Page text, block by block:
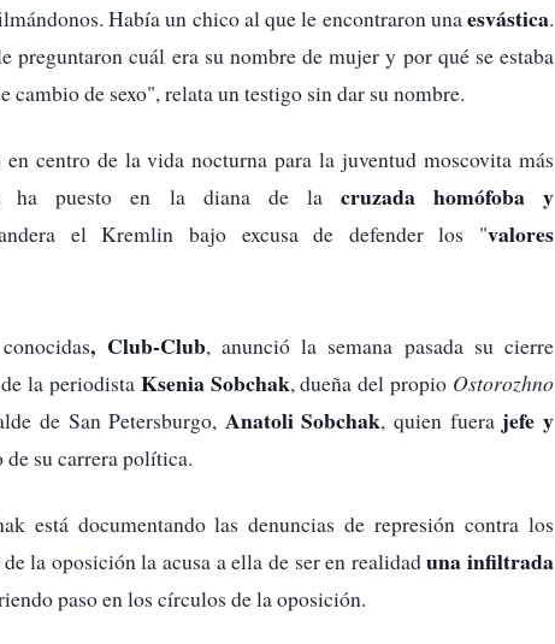
Había un chico al que le encontraron unaesvástica.
cuál era su nombre de mujer y por qué se estaba
cambio de sexo", relata un testigo sin dar su nombre.
centro de la vida nocturna para la juventud moscovita más
ha puesto en la diana de la cruzada homófoba y
el Kremlin bajo excusa de defender los "valores
, Club-Club, anunció la semana pasada su cierre
la periodista Ksenia Sobchak, dueña del propio Ostorozhno
de San Petersburgo, Anatoli Sobchak, quien fuera jefe y
su carrera política.
está documentando las denuncias de represión contra los
la oposición la acusa a ella de ser en realidaduna infiltrada
paso en los círculos de la oposición.